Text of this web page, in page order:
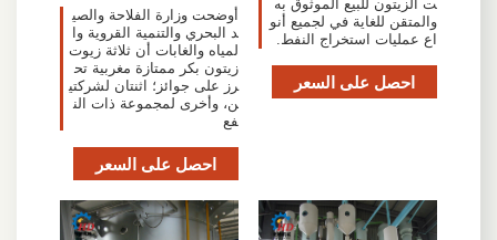
ت الزيتون للبيع الموثوق به
والمتقن للغاية في لجميع أنو
اع عمليات استخراج النفط.
احصل على السعر
أوضحت وزارة الفلاحة والصي
د البحري والتنمية القروية وا
لمياه والغابات أن ثلاثة زيوت
زيتون بكر ممتازة مغربية تح
رز على جوائز؛ اثنتان لشركتي
ن، وأخرى لمجموعة ذات الن
فع
احصل على السعر